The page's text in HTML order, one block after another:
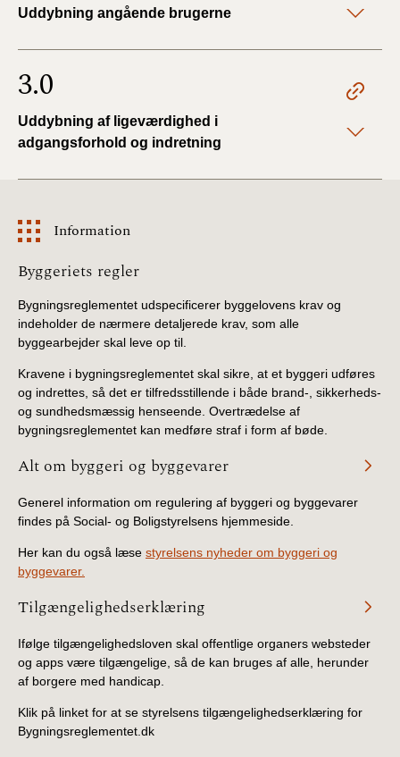
Uddybning angående brugerne
3.0
Uddybning af ligeværdighed i
adgangsforhold og indretning
Information
Information
Byggeriets regler
Bygningsreglementet udspecificerer byggelovens krav og
indeholder de nærmere detaljerede krav, som alle
byggearbejder skal leve op til.
Kravene i bygningsreglementet skal sikre, at et byggeri udføres
og indrettes, så det er tilfredsstillende i både brand-, sikkerheds-
og sundhedsmæssig henseende. Overtrædelse af
bygningsreglementet kan medføre straf i form af bøde.
Alt om byggeri og byggevarer
Generel information om regulering af byggeri og byggevarer
findes på Social- og Boligstyrelsens hjemmeside.
Her kan du også læse styrelsens nyheder om byggeri og
byggevarer.
Tilgængelighedserklæring
Ifølge tilgængelighedsloven skal offentlige organers websteder
og apps være tilgængelige, så de kan bruges af alle, herunder
af borgere med handicap.
Klik på linket for at se styrelsens tilgængelighedserklæring for
Bygningsreglementet.dk